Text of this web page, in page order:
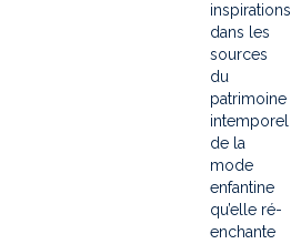
inspirations
dans les
sources
du
patrimoine
intemporel
de la
mode
enfantine
qu’elle ré-
enchante